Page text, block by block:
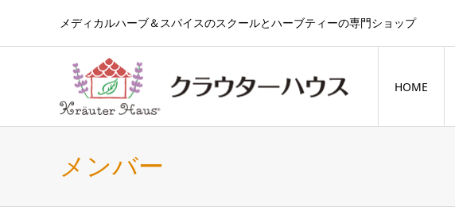
メディカルハーブ＆スパイスのスクールとハーブティーの専門ショップ
HOME
メンバー